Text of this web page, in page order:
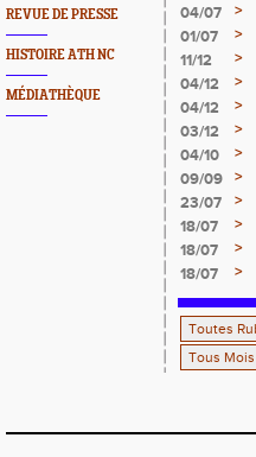
REVUE DE PRESSE
HISTOIRE ATH NC
MÉDIATHÈQUE
04/07
>
01/07
>
11/12
>
04/12
>
04/12
>
03/12
>
04/10
>
09/09
>
23/07 >
18/07
>
18/07 >
18/07 >